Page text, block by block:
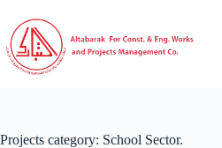
Projects category: School Sector.